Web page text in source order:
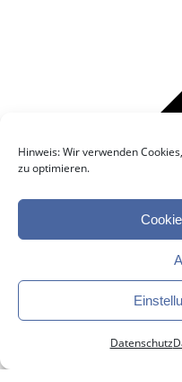
Hinweis: Wir verwenden
zu optimieren.
Datenschutz